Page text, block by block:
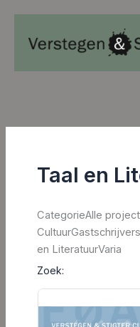
Taal en
CategorieAlle
en LiteratuurVaria
Zoek: